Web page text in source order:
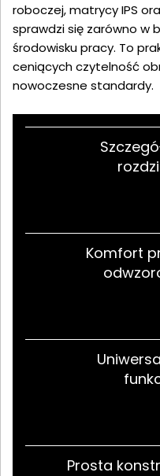
roboczej, matrycy IPS
sprawdzi się zarówno w
środowisku pracy. To
ceniących czytelność
nowoczesne standardy.
Komfort
Prosta